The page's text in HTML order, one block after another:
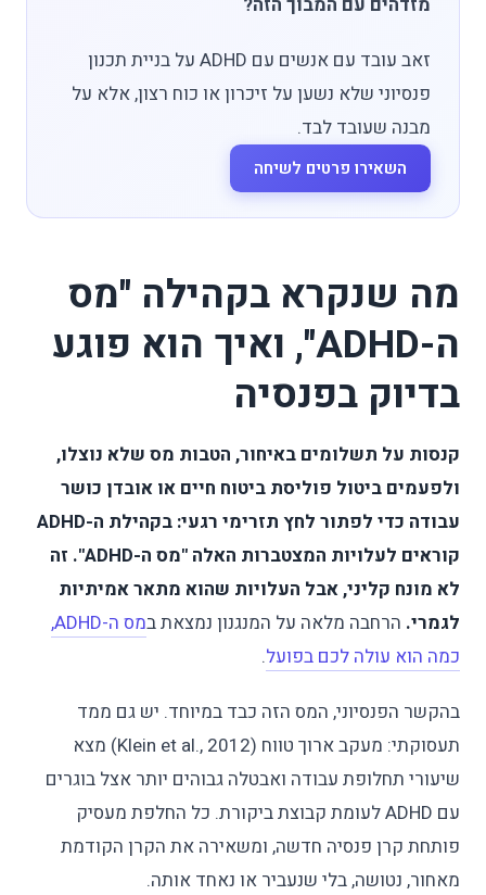
זאב עובד עם אנשים עם ADHD על בניית תכנון
פנסיוני שלא נשען על זיכרון או כוח רצון, אלא על
מבנה שעובד לבד.
השאירו פרטים לשיחה
מה שנקרא בקהילה "מס
ה-ADHD", ואיך הוא פוגע
בדיוק בפנסיה
קנסות על תשלומים באיחור, הטבות מס שלא נוצלו,
ולפעמים ביטול פוליסת ביטוח חיים או אובדן כושר
עבודה כדי לפתור לחץ תזרימי רגעי: בקהילת ה-ADHD
קוראים לעלויות המצטברות האלה "מס ה-ADHD". זה
לא מונח קליני, אבל העלויות שהוא מתאר אמיתיות
לגמרי. הרחבה מלאה על המנגנון נמצאת ב
מס ה-ADHD,
כמה הוא עולה לכם בפועל.
בהקשר הפנסיוני, המס הזה כבד במיוחד. יש גם ממד
תעסוקתי: מעקב ארוך טווח (Klein et al., 2012) מצא
שיעורי תחלופת עבודה ואבטלה גבוהים יותר אצל בוגרים
עם ADHD לעומת קבוצת ביקורת. כל החלפת מעסיק
פותחת קרן פנסיה חדשה, ומשאירה את הקרן הקודמת
מאחור, נטושה, בלי שנעביר או נאחד אותה.